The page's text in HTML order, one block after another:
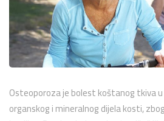
Osteoporoza je bolest koštanog tkiva
organskog i mineralnog dijela kosti,